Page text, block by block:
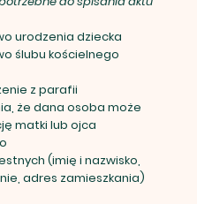
urodzenia dziecka
ślubu kościelnego
z parafii
że dana osoba może
matki lub ojca
(imię i nazwisko,
adres zamieszkania)